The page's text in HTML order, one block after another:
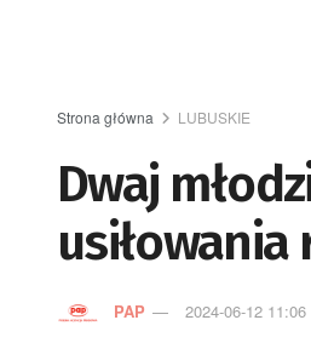
Strona główna LUBUSKIE
Dwaj
usiłowania
PAP 2024-06-12 11:06